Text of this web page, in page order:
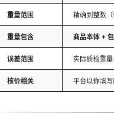
重量范围 精确到整数
重量包含 商品本体 +
误差范围 实际质检重
核价相关 平台以你填